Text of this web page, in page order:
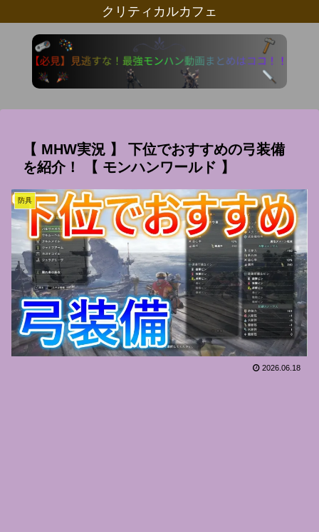
クリティカルカフェ
【 MHW実況 】 下位でおすすめの弓装備
を紹介！ 【 モンハンワールド 】
防具
2026.06.18